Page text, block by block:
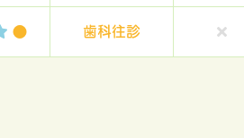
● 歯科往診